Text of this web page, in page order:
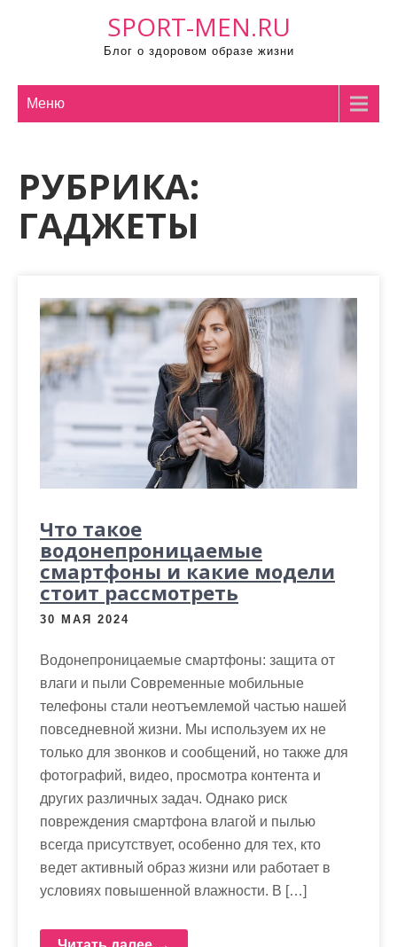
SPORT-MEN.RU
Блог о здоровом образе жизни
Меню
РУБРИКА:
ГАДЖЕТЫ
Что такое
водонепроницаемые
смартфоны и какие модели
стоит рассмотреть
30 МАЯ 2024
Водонепроницаемые смартфоны: защита от
влаги и пыли Современные мобильные
телефоны стали неотъемлемой частью нашей
повседневной жизни. Мы используем их не
только для звонков и сообщений, но также для
фотографий, видео, просмотра контента и
других различных задач. Однако риск
повреждения смартфона влагой и пылью
всегда присутствует, особенно для тех, кто
ведет активный образ жизни или работает в
условиях повышенной влажности. В […]